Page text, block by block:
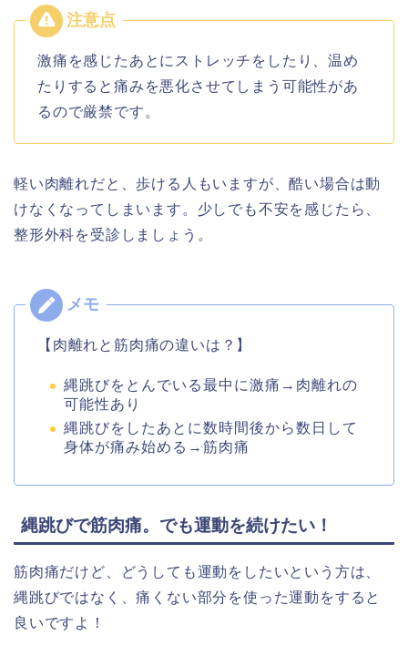
激痛を感じたあとにストレッチをしたり、温め
たりすると痛みを悪化させてしまう可能性があ
るので厳禁です。
軽い肉離れだと、歩ける人もいますが、酷い場合は動
けなくなってしまいます。少しでも不安を感じたら、
整形外科を受診しましょう。
【肉離れと筋肉痛の違いは？】
縄跳びをとんでいる最中に激痛→肉離れの
可能性あり
縄跳びをしたあとに数時間後から数日して
身体が痛み始める→筋肉痛
縄跳びで筋肉痛。でも運動を続けたい！
筋肉痛だけど、どうしても運動をしたいという方は、
縄跳びではなく、痛くない部分を使った運動をすると
良いですよ！